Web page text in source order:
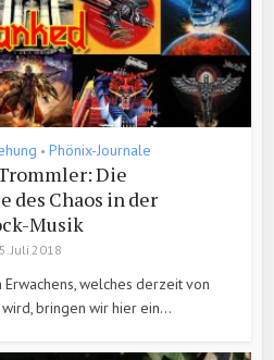
• Phönix-Journale
Die
des Chaos in der
Musik
5. Juli 2018
welches derzeit von
bringen wir hier ein...